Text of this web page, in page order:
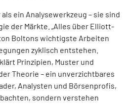
ein Analysewerkzeug – sie sind
der Märkte. „Alles über Elliott-
Boltons wichtigste Arbeiten
zyklisch entstehen.
Prinzipien, Muster und
Theorie – ein unverzichtbares
Analysten und Börsenprofis,
sondern verstehen